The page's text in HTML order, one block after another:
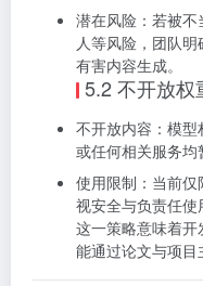
潜在风险：若被
人等风险，团队
有害内容生成。
5.2 不开放权
不开放内容：模
或任何相关服务均
使用限制：当前
视安全与负责任使
这一策略意味着
能通过论文与项目